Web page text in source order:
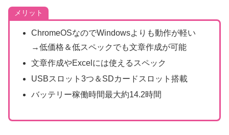
メリット
ChromeOSなのでWindowsよりも動作が軽い
→低価格＆低スペックでも文章作成が可能
文章作成やExcelには使えるスペック
USBスロット3つ＆SDカードスロット搭載
バッテリー稼働時間最大約14.2時間